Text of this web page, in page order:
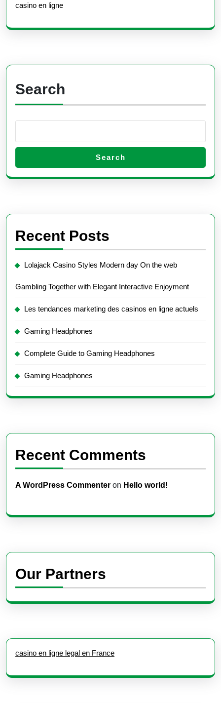
casino en ligne
Search
Search
Recent Posts
Lolajack Casino Styles Modern day On the web
Gambling Together with Elegant Interactive Enjoyment
Les tendances marketing des casinos en ligne actuels
Gaming Headphones
Complete Guide to Gaming Headphones
Gaming Headphones
Recent Comments
A WordPress Commenter on Hello world!
Our Partners
casino en ligne legal en France